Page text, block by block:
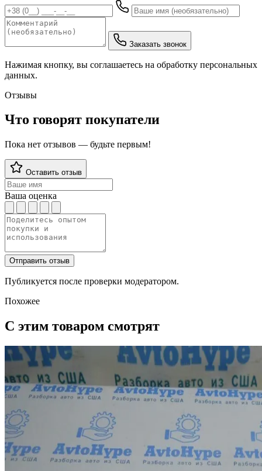
Заказать звонок
Нажимая кнопку, вы соглашаетесь на обработку персональных
данных.
Отзывы
Что говорят покупатели
Пока нет отзывов — будьте первым!
Оставить отзыв
Ваша оценка
Отправить отзыв
Публикуется после проверки модератором.
Похожее
С этим товаром смотрят